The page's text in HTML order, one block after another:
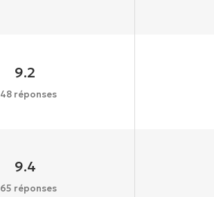
9.2
réponses
9.4
réponses